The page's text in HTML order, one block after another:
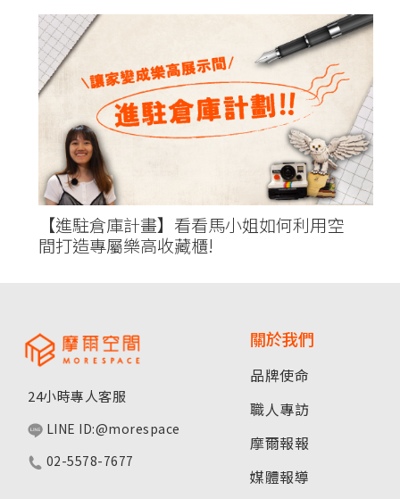
【進駐倉庫計畫】看看馬小姐如何利用空
間打造專屬樂高收藏櫃!
24小時專人客服
LINE ID:@morespace
02-5578-7677
關於我們
品牌使命
職人專訪
摩爾報報
媒體報導